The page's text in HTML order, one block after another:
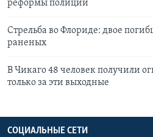
реформы полиции
Стрельба во Флориде: двое
раненых
В Чикаго 48 человек получили
только за эти выходные
СОЦИАЛЬНЫЕ СЕТИ